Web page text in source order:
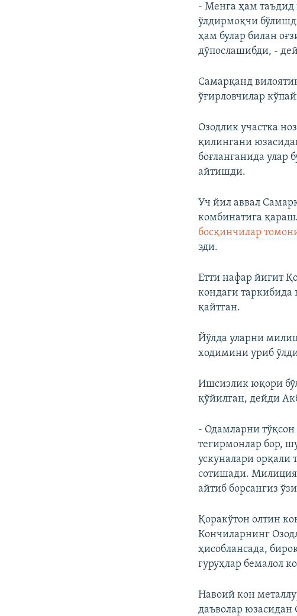
- Менга ҳам таъдид
ўлдирмоқчи
ҳам булар билан
дўпослашибди, -
Самарқанд
ўғирловчилар
Озодлик участка
қилингани
боғланганида улар
айтишди.
Уч йил аввал
комбинатига
босқинчилар
эди.
Етти нафар йигит
кондаги таркибида
қайтган.
Йўлда уларни
ходимини уриб
Ишсизлик юқори
қўйилган, дейди
- Одамларни
тегирмонлар бор,
ускуналари
сотишади.
айтиб борсангиз
Қоракўтoн олтин
Кончиларнинг
ҳисоблансада,
гуруҳлар бемалол
Навоий кон
даъволар юзасидан